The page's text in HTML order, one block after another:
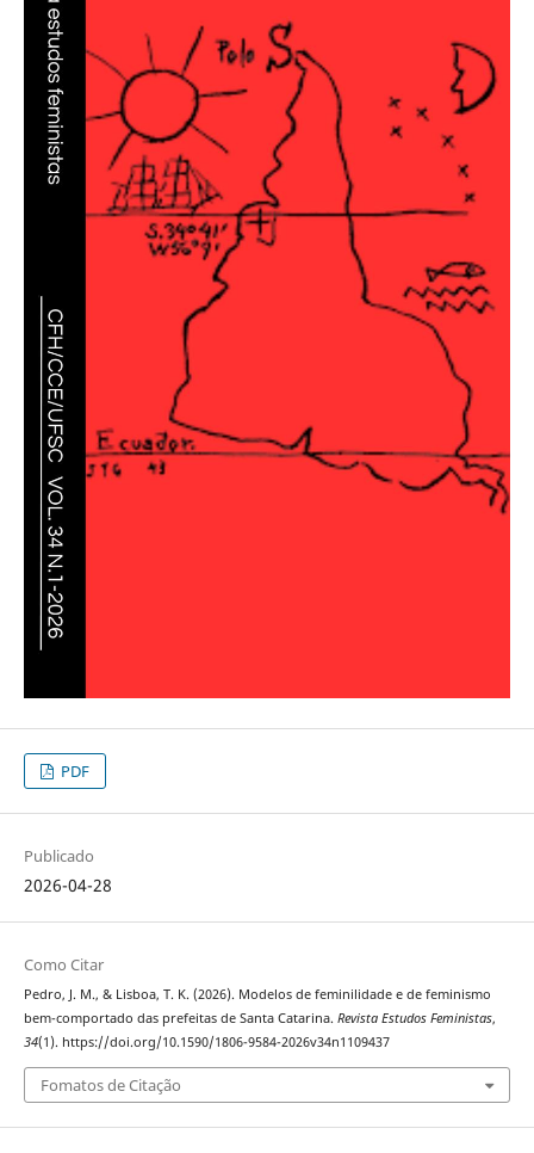
PDF
Publicado
2026-04-28
Como Citar
Pedro, J. M., & Lisboa, T. K. (2026). Modelos de feminilidade e de feminismo
bem-comportado das prefeitas de Santa Catarina. Revista Estudos Feministas,
34(1). https://doi.org/10.1590/1806-9584-2026v34n1109437
Fomatos de Citação